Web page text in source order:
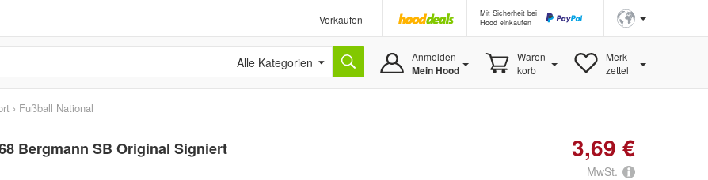
Verkaufen
Mit Sicherheit bei
Hood einkaufen
Alle Kategorien Anmelden
Mein Hood
Waren-
korb
Merk-
zettel
› Fußball National
Bergmann SB Original Signiert 3,69 €
MwSt.